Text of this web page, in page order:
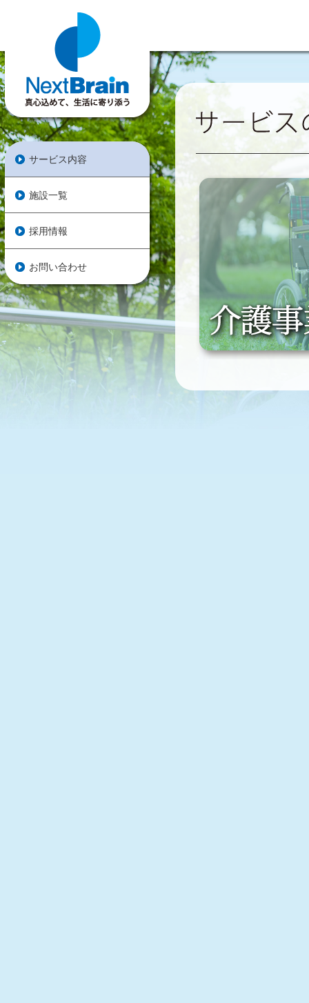
サービス内容
施設一覧
採用情報
お問い合わせ